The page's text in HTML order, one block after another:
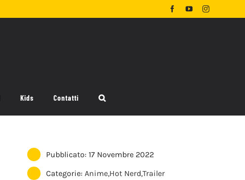
FacebookYouTubeInstagram
Kids Contatti
Pubblicato: 17 Novembre 2022
Categorie:Anime,Hot Nerd,Trailer